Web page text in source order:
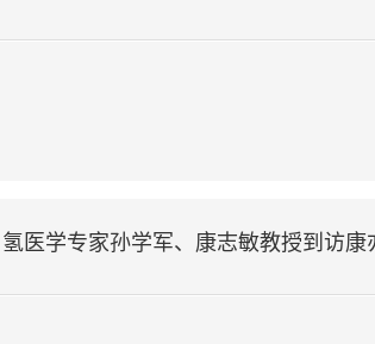
医学专家孙学军、康志敏教授到访康